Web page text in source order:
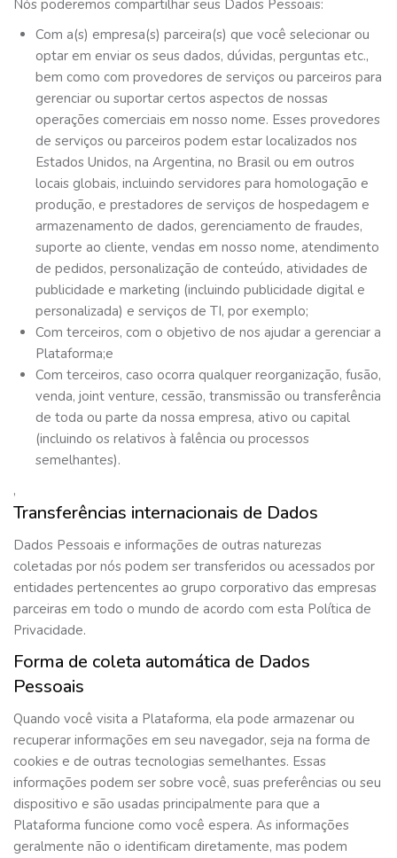
Nós poderemos compartilhar seus Dados Pessoais:
Com a(s) empresa(s) parceira(s) que você selecionar ou
optar em enviar os seus dados, dúvidas, perguntas etc.,
bem como com provedores de serviços ou parceiros para
gerenciar ou suportar certos aspectos de nossas
operações comerciais em nosso nome. Esses provedores
de serviços ou parceiros podem estar localizados nos
Estados Unidos, na Argentina, no Brasil ou em outros
locais globais, incluindo servidores para homologação e
produção, e prestadores de serviços de hospedagem e
armazenamento de dados, gerenciamento de fraudes,
suporte ao cliente, vendas em nosso nome, atendimento
de pedidos, personalização de conteúdo, atividades de
publicidade e marketing (incluindo publicidade digital e
personalizada) e serviços de TI, por exemplo;
Com terceiros, com o objetivo de nos ajudar a gerenciar a
Plataforma;e
Com terceiros, caso ocorra qualquer reorganização, fusão,
venda, joint venture, cessão, transmissão ou transferência
de toda ou parte da nossa empresa, ativo ou capital
(incluindo os relativos à falência ou processos
semelhantes).
,
Transferências internacionais de Dados
Dados Pessoais e informações de outras naturezas
coletadas por nós podem ser transferidos ou acessados por
entidades pertencentes ao grupo corporativo das empresas
parceiras em todo o mundo de acordo com esta Política de
Privacidade.
Forma de coleta automática de Dados
Pessoais
Quando você visita a Plataforma, ela pode armazenar ou
recuperar informações em seu navegador, seja na forma de
cookies e de outras tecnologias semelhantes. Essas
informações podem ser sobre você, suas preferências ou seu
dispositivo e são usadas principalmente para que a
Plataforma funcione como você espera. As informações
geralmente não o identificam diretamente, mas podem